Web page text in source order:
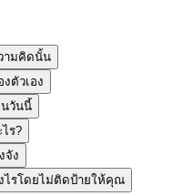
ามคิดนั้น
ตัวเอง
นวันนี้
ร?
จัง
ไรโดยไม่ติดป้ายให้คุณ